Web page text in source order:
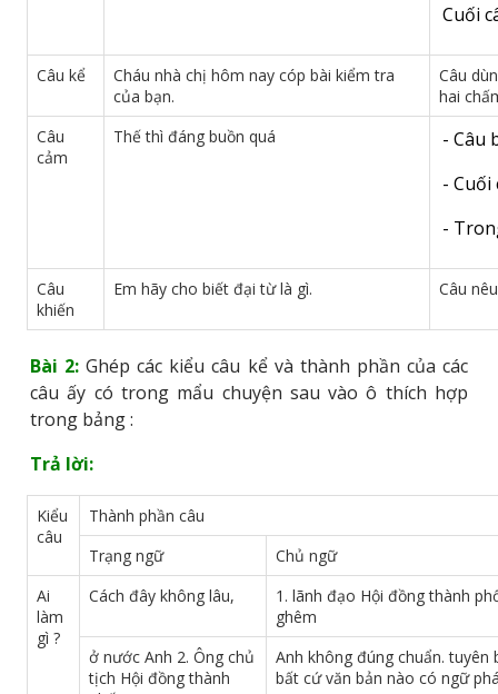
Cuối
Câu kể
Cháu nhà chị hôm nay cóp bài kiểm tra
của bạn.
Câu
hai
Câu
cảm
Thế thì đáng buồn quá
- Câu
- Cuối
-
Câu
khiến
Em hãy cho biết đại từ là gì. Câu
Bài 2: Ghép các kiểu câu kể và thành phần của các
câu ấy có trong mẩu chuyện sau vào ô thích hợp
trong bảng :
Trả lời:
Kiểu
câu
Thành phần câu
Trạng ngữ
Chủ ngữ
Ai
làm
gì ?
Cách đây không lâu,
1. lãnh đạo Hội đồng thành
ghêm
ở nước Anh 2. Ông chủ
tịch Hội đồng thành
Anh không đúng chuẩn. tuyên
bất cứ văn bản nào có ngữ